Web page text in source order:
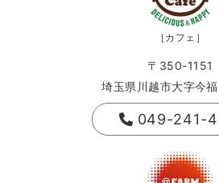
［カフェ］
〒350-1151
埼玉県川越市大字今
049-241-